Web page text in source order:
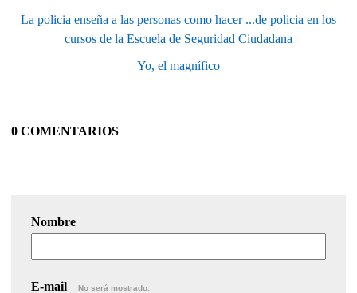
La policia enseña a las personas como hacer ...de policia en los
cursos de la Escuela de Seguridad Ciudadana
Yo, el magnífico
0 COMENTARIOS
Nombre
E-mail No será mostrado.